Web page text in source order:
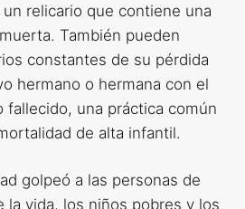
relicario que contiene una
También pueden
constantes de su pérdida
hermano o hermana con el
fallecido, una práctica común
de alta infantil.
golpeó a las personas de
la vida, los niños pobres y los